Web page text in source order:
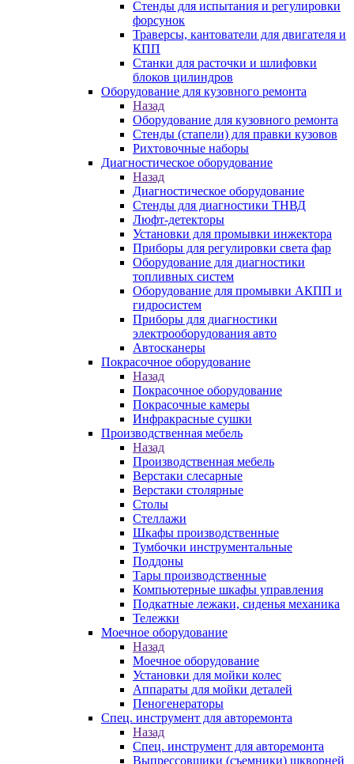
Стенды для испытания и регулировки
форсунок
Траверсы, кантователи для двигателя и
КПП
Станки для расточки и шлифовки
блоков цилиндров
Оборудование для кузовного ремонта
Назад
Оборудование для кузовного ремонта
Стенды (стапели) для правки кузовов
Рихтовочные наборы
Диагностическое оборудование
Назад
Диагностическое оборудование
Стенды для диагностики ТНВД
Люфт-детекторы
Установки для промывки инжектора
Приборы для регулировки света фар
Оборудование для диагностики
топливных систем
Оборудование для промывки АКПП и
гидросистем
Приборы для диагностики
электрооборудования авто
Автосканеры
Покрасочное оборудование
Назад
Покрасочное оборудование
Покрасочные камеры
Инфракрасные сушки
Производственная мебель
Назад
Производственная мебель
Верстаки слесарные
Верстаки столярные
Столы
Стеллажи
Шкафы производственные
Тумбочки инструментальные
Поддоны
Тары производственные
Компьютерные шкафы управления
Подкатные лежаки, сиденья механика
Тележки
Моечное оборудование
Назад
Моечное оборудование
Установки для мойки колес
Аппараты для мойки деталей
Пеногенераторы
Спец. инструмент для авторемонта
Назад
Спец. инструмент для авторемонта
Выпрессовщики (съемники) шкворней